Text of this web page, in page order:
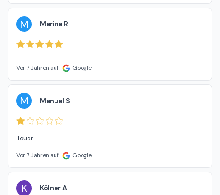
M Marina R
Vor 7 Jahren auf Google
M Manuel S
Teuer
Vor 7 Jahren auf Google
K Kölner A